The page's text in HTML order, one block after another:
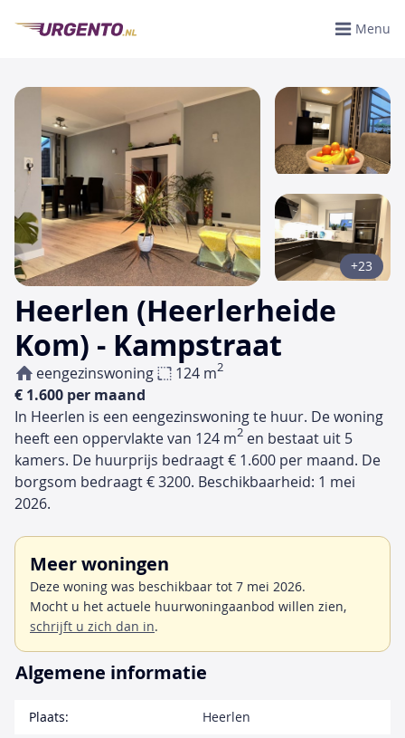
Menu
Heerlen (Heerlerheide
Kom) - Kampstraat
eengezinswoning 124 m2
€ 1.600 per maand
+23
In Heerlen is een eengezinswoning te huur. De woning
heeft een oppervlakte van 124 m2 en bestaat uit 5
kamers. De huurprijs bedraagt € 1.600 per maand. De
borgsom bedraagt € 3200. Beschikbaarheid: 1 mei
2026.
Meer woningen
Deze woning was beschikbaar tot 7 mei 2026.
Mocht u het actuele huurwoningaanbod willen zien,
schrijft u zich dan in.
Algemene informatie
Plaats:
Heerlen